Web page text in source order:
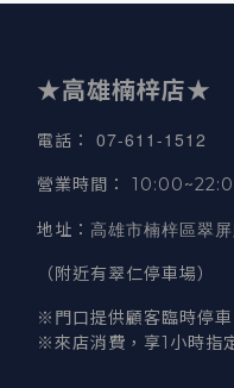
★高雄楠梓店★
電話 ： 07-611-1512
營業時間 ：
地址 ： 高雄市楠梓區翠
（附近有翠仁停車場）
※門口提供顧客臨時停車
※來店消費，享1小時指